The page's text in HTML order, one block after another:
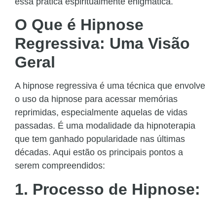
O Que é Hipnose
Regressiva: Uma Visão
Geral
A hipnose regressiva é uma técnica que envolve
o uso da hipnose para acessar memórias
reprimidas, especialmente aquelas de vidas
passadas. É uma modalidade da hipnoterapia
que tem ganhado popularidade nas últimas
décadas. Aqui estão os principais pontos a
serem compreendidos:
1. Processo de Hipnose: